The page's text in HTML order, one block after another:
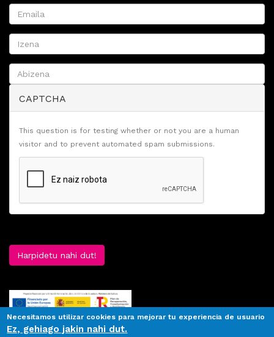
CAPTCHA
This question is for testing whether or not you are a human
visitor and to prevent automated spam submissions.
Harpidetu nahi dut!
Necesitamos utilizar cookies para mejorar tu experiencia de usuario
Ez, gehiago jakin nahi dut.